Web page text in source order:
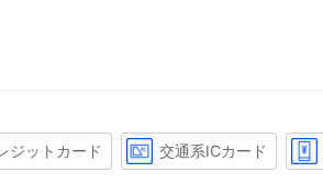
ジットカード 交通系ICカード